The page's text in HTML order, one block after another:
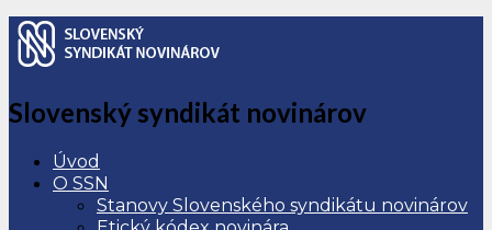
Slovenský syndikát novinárov
Úvod
O SSN
Stanovy Slovenského syndikátu novinárov